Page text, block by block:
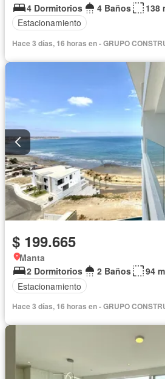
4 Dormitorios
4 Baños
138
Estacionamiento
Hace 3 días, 16 horas en - GRUPO
$ 199.665
Manta
2 Dormitorios
2 Baños
94
Estacionamiento
Hace 3 días, 16 horas en - GRUPO